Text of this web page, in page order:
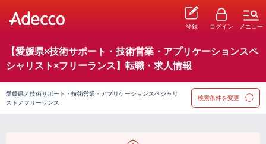
登録 ログイン メニュー
【愛媛県×技術サポート・技術営業・アプリケーションスペ
シャリスト×フリーランス】転職・求人情報
愛媛県／技術サポート・技術営業・アプリケーションスペシャリ
スト／フリーランス
検索条件を変更